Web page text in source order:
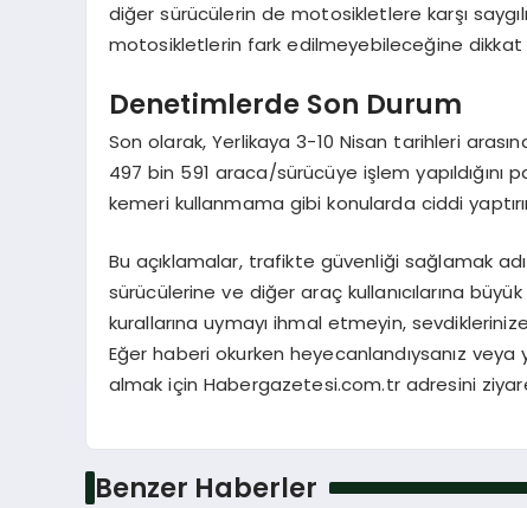
diğer sürücülerin de motosikletlere karşı
motosikletlerin fark edilmeyebileceğine dikkat
Denetimlerde Son Durum
Son olarak, Yerlikaya 3-10 Nisan tarihleri
497 bin 591 araca/sürücüye işlem yapıldığını
kemeri kullanmama gibi konularda ciddi
Bu açıklamalar, trafikte güvenliği sağlamak
sürücülerine ve diğer araç kullanıcılarına
kurallarına uymayı ihmal etmeyin,
Eğer haberi okurken heyecanlandıysanız
almak için Habergazetesi.com.tr adresini
Benzer Haberler